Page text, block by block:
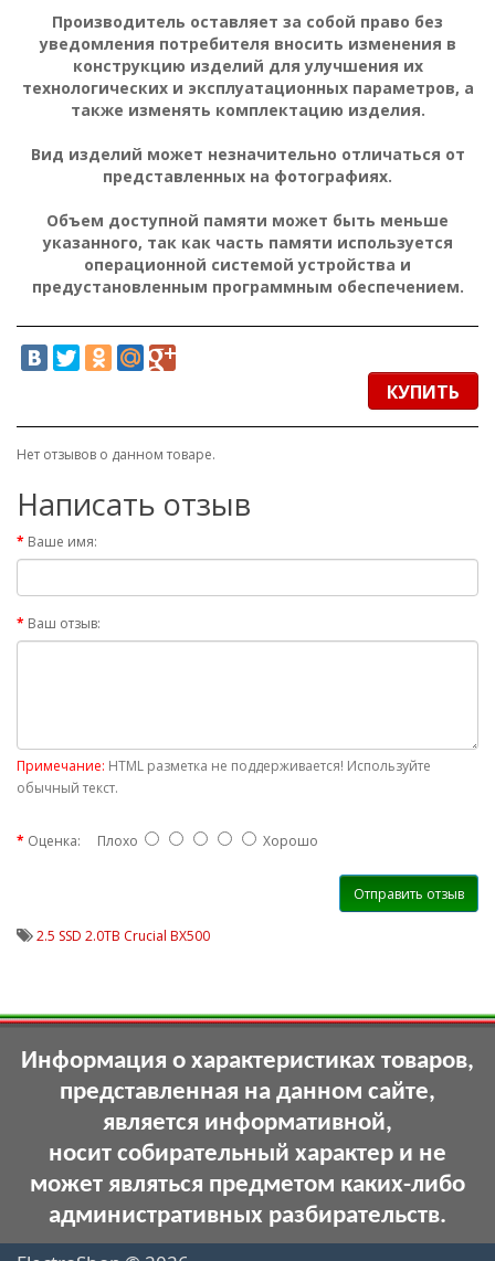
Производитель оставляет за собой право без
уведомления потребителя вносить изменения в
конструкцию изделий для улучшения их
технологических и эксплуатационных параметров, а
также изменять комплектацию изделия.
Вид изделий может незначительно отличаться от
представленных на фотографиях.
Объем доступной памяти может быть меньше
указанного, так как часть памяти используется
операционной системой устройства и
предустановленным программным обеспечением.
КУПИТЬ
Нет отзывов о данном товаре.
Написать отзыв
Ваше имя:
Ваш отзыв:
Примечание: HTML разметка не поддерживается! Используйте
обычный текст.
Оценка: Плохо Хорошо
Отправить отзыв
2.5 SSD 2.0TB Crucial BX500
Информация о характеристиках товаров,
представленная на данном сайте,
является информативной,
носит собирательный характер и не
может являться предметом каких-либо
административных разбирательств.